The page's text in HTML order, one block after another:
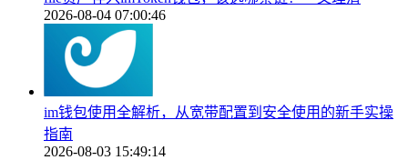
2026-08-04 07:00:46
im钱包使用全解析，从宽带配置到安全使用的新手实操
指南
2026-08-03 15:49:14